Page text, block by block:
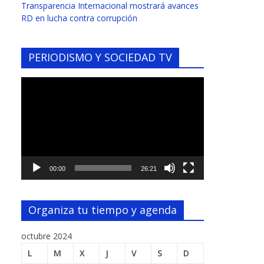
Transparencia Internacional mostrará avances
RD en lucha contra corrupción
PERIODISMO Y SOCIEDAD TV
00:00 26:21
Organiza tu tiempo y agenda
octubre 2024
L
M X J V S D